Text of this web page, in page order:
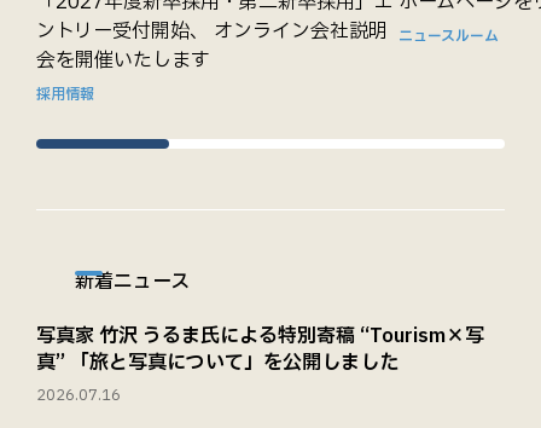
ントリー受付開始、 オンライン会社説明
会を開催いたします
採用情報
ニュースルーム
新着ニュース
写真家 竹沢 うるま氏による特別寄稿 “Tourism×写
真” 「旅と写真について」を公開しました
2026.07.16